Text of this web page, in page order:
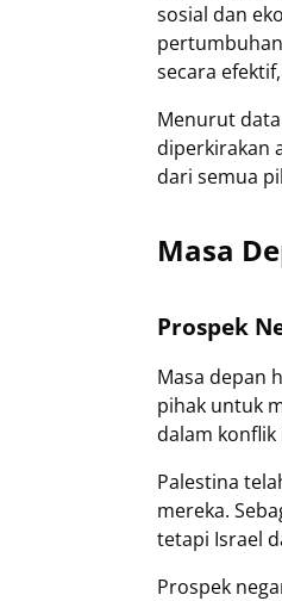
sosial dan
secara
Menurut
diperkirakan
dari semua
Masa
Prospek
Masa depan
pihak untuk
dalam konflik
Palestina
mereka.
tetapi Israel
Prospek